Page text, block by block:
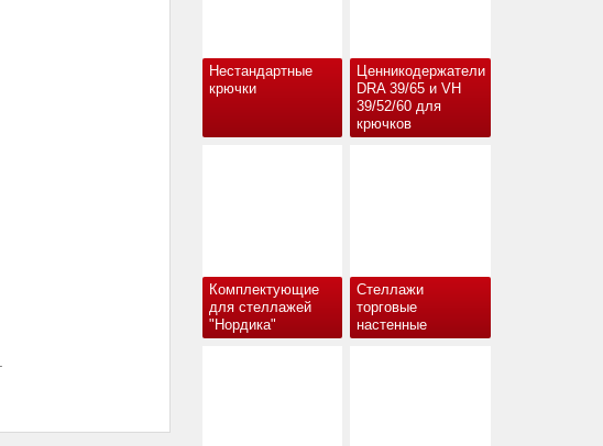
Нестандартные
крючки
Ценникодержатели
DRA 39/65 и VH
39/52/60 для
крючков
Комплектующие
для стеллажей
"Нордика"
Стеллажи
торговые
настенные